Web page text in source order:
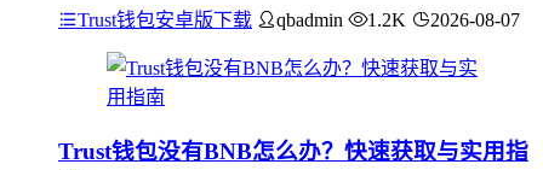
Trust钱包安卓版下载 qbadmin 1.2K 2026-08-07
Trust钱包没有BNB怎么办？快速获取与实用指